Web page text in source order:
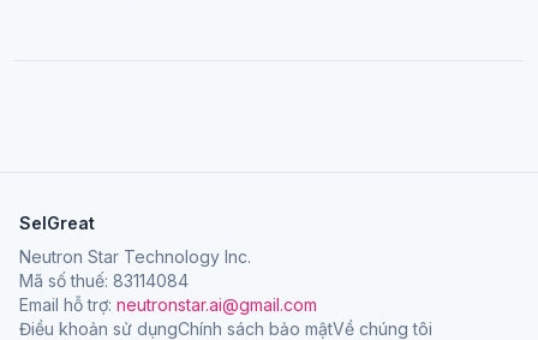
SelGreat
Neutron Star Technology Inc.
Mã số thuế: 83114084
Email hỗ trợ: neutronstar.ai@gmail.com
Điều khoản sử dụngChính sách bảo mậtVề chúng tôi